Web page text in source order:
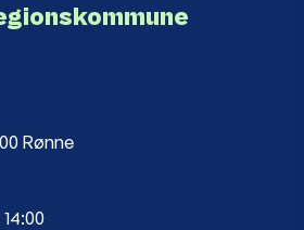
Rønne